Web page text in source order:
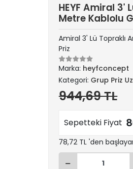
HEYF Amiral 3'
Metre Kablolu
Amiral 3' Lü Topraklı
Priz
Marka: heyfconcept
Kategori: Grup Priz
944,69 TL
Sepetteki Fiyat
78,72 TL 'den